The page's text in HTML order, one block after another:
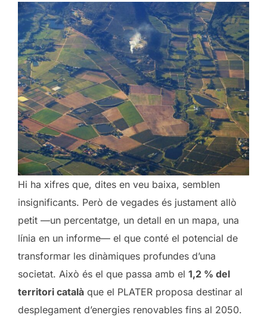
Hi ha xifres que, dites en veu baixa, semblen
insignificants. Però de vegades és justament allò
petit —un percentatge, un detall en un mapa, una
línia en un informe— el que conté el potencial de
transformar les dinàmiques profundes d’una
societat. Això és el que passa amb el 1,2 % del
territori català que el PLATER proposa destinar al
desplegament d’energies renovables fins al 2050.